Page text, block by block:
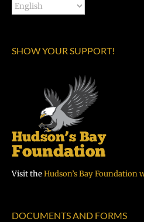
SHOW YOUR SUPPORT!
Visit theHudson’s Bay Foundation
DOCUMENTS AND FORMS